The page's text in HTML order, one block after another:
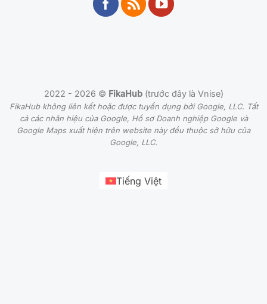
2022 - 2026 © FikaHub(trước đây là Vnise)
FikaHub không liên kết hoặc được tuyển dụng bởi Google, LLC. Tất
cả các nhãn hiệu của Google, Hồ sơ Doanh nghiệp Google và
Google Maps xuất hiện trên website này đều thuộc sở hữu của
Google, LLC.
Tiếng Việt